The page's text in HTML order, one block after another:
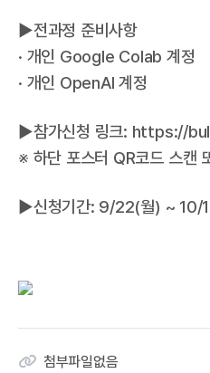
▶전과정 준비사항
· 개인 Google Colab 계정
· 개인 OpenAI 계정
▶참가신청 링크: https://
※ 하단 포스터 QR코드 스캔
▶신청기간: 9/22(월) ~ 10/
첨부파일없음